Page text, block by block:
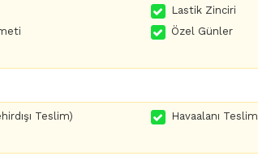
Lastik Zinciri
Özel Günler
Teslim)
Havaalanı Teslim